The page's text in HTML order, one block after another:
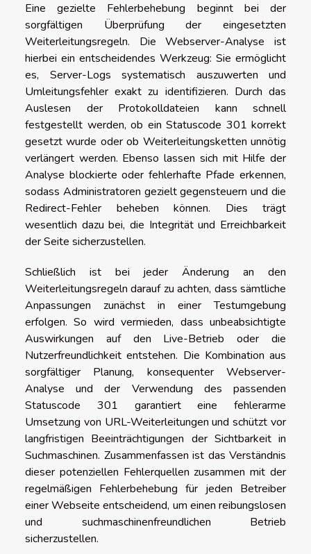
Eine gezielte Fehlerbehebung beginnt bei der
sorgfältigen Überprüfung der eingesetzten
Weiterleitungsregeln. Die Webserver-Analyse ist
hierbei ein entscheidendes Werkzeug: Sie ermöglicht
es, Server-Logs systematisch auszuwerten und
Umleitungsfehler exakt zu identifizieren. Durch das
Auslesen der Protokolldateien kann schnell
festgestellt werden, ob ein Statuscode 301 korrekt
gesetzt wurde oder ob Weiterleitungsketten unnötig
verlängert werden. Ebenso lassen sich mit Hilfe der
Analyse blockierte oder fehlerhafte Pfade erkennen,
sodass Administratoren gezielt gegensteuern und die
Redirect-Fehler beheben können. Dies trägt
wesentlich dazu bei, die Integrität und Erreichbarkeit
der Seite sicherzustellen.
Schließlich ist bei jeder Änderung an den
Weiterleitungsregeln darauf zu achten, dass sämtliche
Anpassungen zunächst in einer Testumgebung
erfolgen. So wird vermieden, dass unbeabsichtigte
Auswirkungen auf den Live-Betrieb oder die
Nutzerfreundlichkeit entstehen. Die Kombination aus
sorgfältiger Planung, konsequenter Webserver-
Analyse und der Verwendung des passenden
Statuscode 301 garantiert eine fehlerarme
Umsetzung von URL-Weiterleitungen und schützt vor
langfristigen Beeinträchtigungen der Sichtbarkeit in
Suchmaschinen. Zusammenfassen ist das Verständnis
dieser potenziellen Fehlerquellen zusammen mit der
regelmäßigen Fehlerbehebung für jeden Betreiber
einer Webseite entscheidend, um einen reibungslosen
und suchmaschinenfreundlichen Betrieb
sicherzustellen.